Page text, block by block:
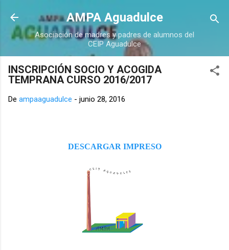
Ir al contenido principal
AMPA Aguadulce
Asociación de madres y padres de alumnos del
CEIP Aguadulce
INSCRIPCIÓN SOCIO Y ACOGIDA
TEMPRANA CURSO 2016/2017
De ampaaguadulce - junio 28, 2016
DESCARGAR IMPRESO